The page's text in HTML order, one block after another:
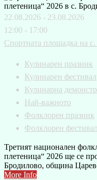
22.08.2026 - 23.08.2026
12:00 - 17:00
Спортната площадка на
Кулинарен празник
Кулинарен фестивал
Кулинарна
Най-важното
Фолклорен празник
Фолклорен фестивал
Третият национален
плетеница“ 2026 ще се
Бродилово, община
More Info